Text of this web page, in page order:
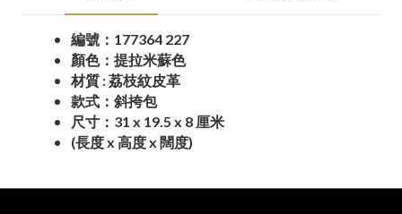
編號：177364 227
顏色：提拉米蘇色
材質 : 荔枝紋皮革
款式：斜挎包
尺寸：31 x 19.5 x 8 厘米
(長度 x 高度 x 闊度)